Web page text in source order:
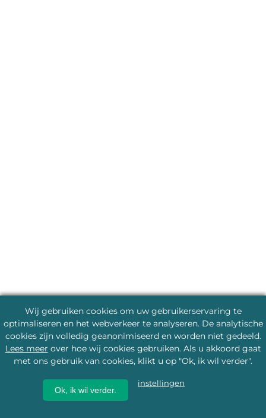
Wij gebruiken cookies om uw gebruikerservaring te
optimaliseren en het webverkeer te analyseren. De analytische
cookies zijn volledig geanonimiseerd en worden niet gedeeld.
Lees meer over hoe wij cookies gebruiken. Als u akkoord gaat
met ons gebruik van cookies, klikt u op "Ok, ik wil verder".
Ok, ik wil verder.
instellingen